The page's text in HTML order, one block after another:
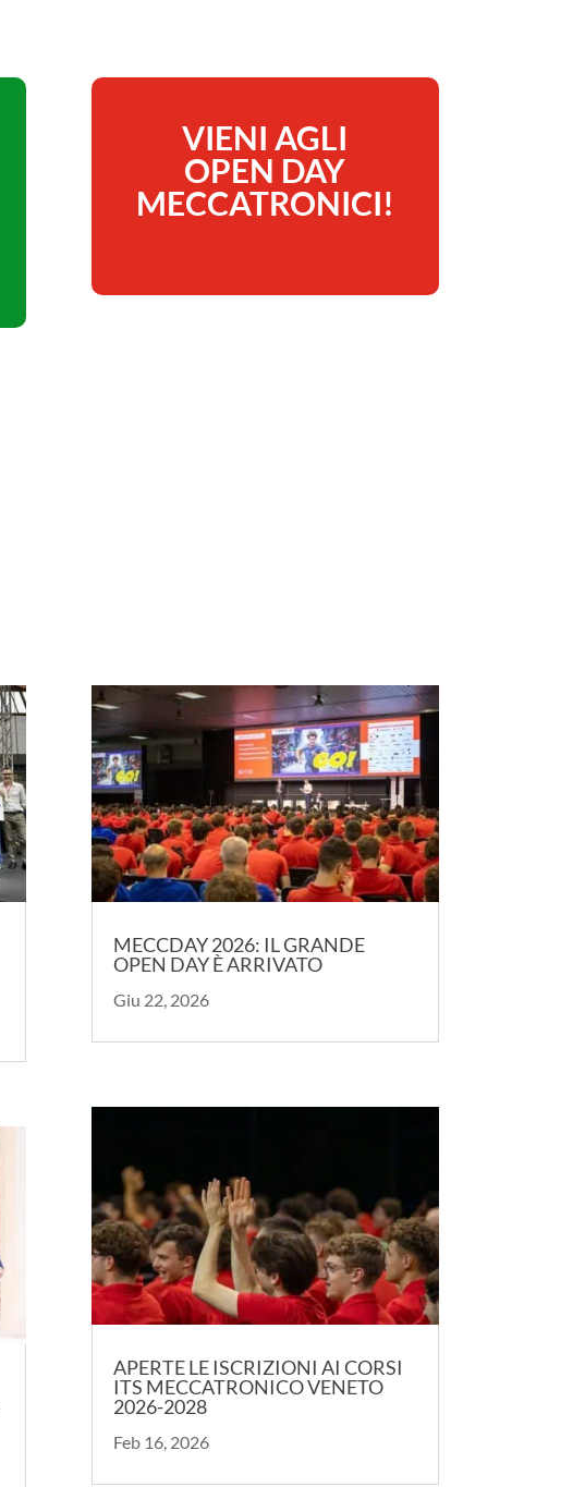
VIENI AGLI
OPEN DAY
MECCATRONICI!
MECCDAY 2026: IL GRANDE
OPEN DAY È ARRIVATO
Giu 22, 2026
APERTE LE ISCRIZIONI AI CORSI
ITS MECCATRONICO VENETO
2026-2028
Feb 16, 2026